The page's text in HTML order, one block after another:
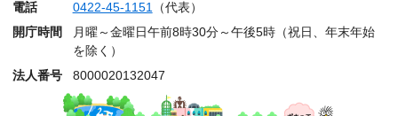
電話
0422-45-1151（代表）
開庁時間
月曜～金曜日午前8時30分～午後5時（祝日、年末年始
を除く）
法人番号
8000020132047